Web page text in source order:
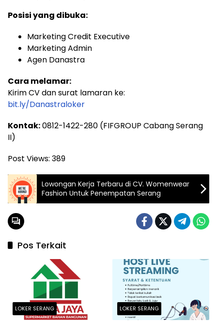
Posisi yang dibuka:
Marketing Credit Executive
Marketing Admin
Agen Danastra
Cara melamar:
Kirim CV dan surat lamaran ke:
bit.ly/Danastraloker
Kontak:0812-1422-280 (FIFGROUP Cabang Serang
II)
Post Views: 389
Lowongan Kerja Terbaru di CV. Womenwear
Fashion Untuk Penempatan Serang
Pos Terkait
LOKER SERANG LOKER SERANG